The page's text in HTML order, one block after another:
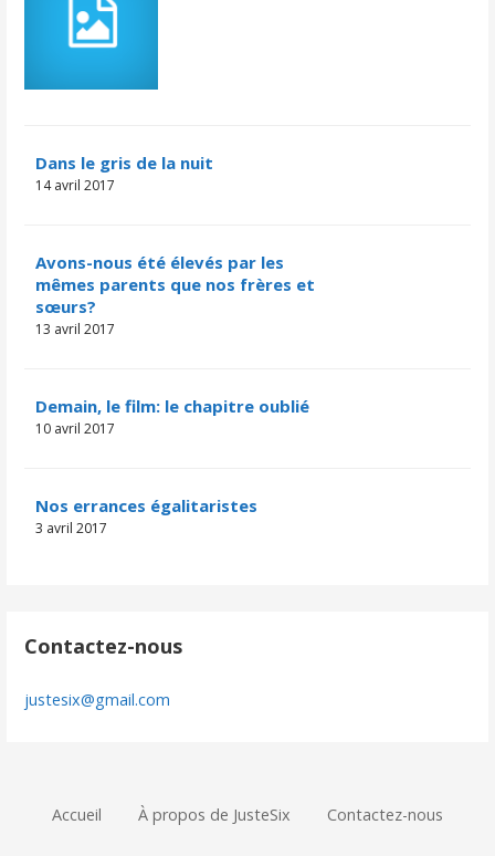
Dans le gris de la nuit
14 avril 2017
Avons-nous été élevés par les
mêmes parents que nos frères et
sœurs?
13 avril 2017
Demain, le film: le chapitre oublié
10 avril 2017
Nos errances égalitaristes
3 avril 2017
Contactez-nous
justesix@gmail.com
Accueil À propos de JusteSix Contactez-nous